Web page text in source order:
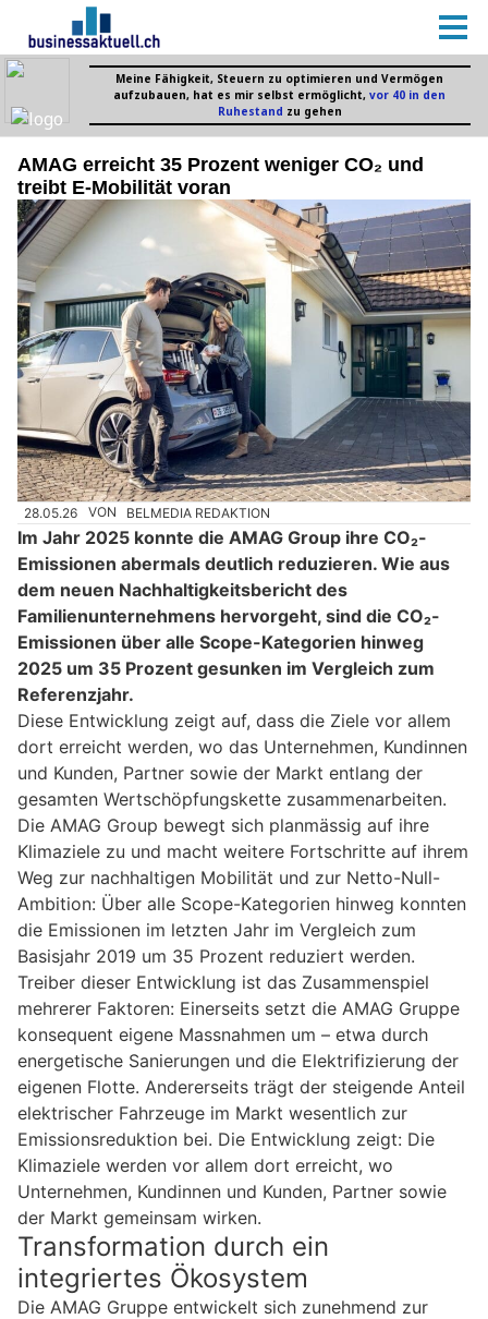
AMAG erreicht 35 Prozent weniger CO₂ und
treibt E-Mobilität voran
28.05.26 VON BELMEDIA REDAKTION
Im Jahr 2025 konnte die AMAG Group ihre CO₂-
Emissionen abermals deutlich reduzieren. Wie aus
dem neuen Nachhaltigkeitsbericht des
Familienunternehmens hervorgeht, sind die CO₂-
Emissionen über alle Scope-Kategorien hinweg
2025 um 35 Prozent gesunken im Vergleich zum
Referenzjahr.
Diese Entwicklung zeigt auf, dass die Ziele vor allem
dort erreicht werden, wo das Unternehmen, Kundinnen
und Kunden, Partner sowie der Markt entlang der
gesamten Wertschöpfungskette zusammenarbeiten.
Die AMAG Group bewegt sich planmässig auf ihre
Klimaziele zu und macht weitere Fortschritte auf ihrem
Weg zur nachhaltigen Mobilität und zur Netto-Null-
Ambition: Über alle Scope-Kategorien hinweg konnten
die Emissionen im letzten Jahr im Vergleich zum
Basisjahr 2019 um 35 Prozent reduziert werden.
Treiber dieser Entwicklung ist das Zusammenspiel
mehrerer Faktoren: Einerseits setzt die AMAG Gruppe
konsequent eigene Massnahmen um – etwa durch
energetische Sanierungen und die Elektrifizierung der
eigenen Flotte. Andererseits trägt der steigende Anteil
elektrischer Fahrzeuge im Markt wesentlich zur
Emissionsreduktion bei. Die Entwicklung zeigt: Die
Klimaziele werden vor allem dort erreicht, wo
Unternehmen, Kundinnen und Kunden, Partner sowie
der Markt gemeinsam wirken.
Transformation durch ein
integriertes Ökosystem
Die AMAG Gruppe entwickelt sich zunehmend zur